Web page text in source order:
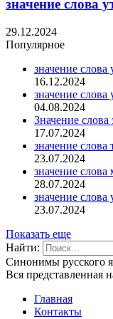
значение слова
29.12.2024
Популярное
значение слова
16.12.2024
значение слова
04.08.2024
Значение слова
17.07.2024
значение слова
23.07.2024
значение слова
28.07.2024
значение слова
23.07.2024
Показать еще
Найти:
Синонимы русского
Вся представленная
Главная
Контакты